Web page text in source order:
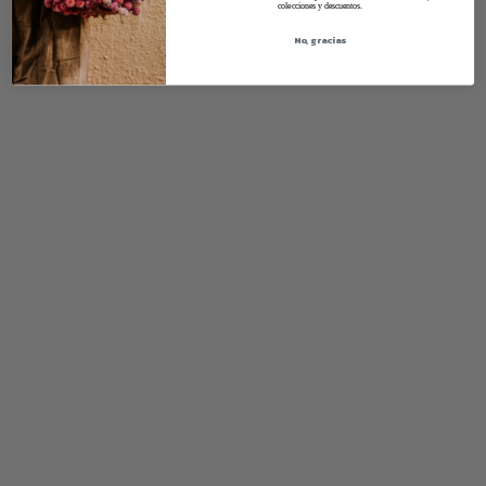
colecciones y descuentos.
No, gracias